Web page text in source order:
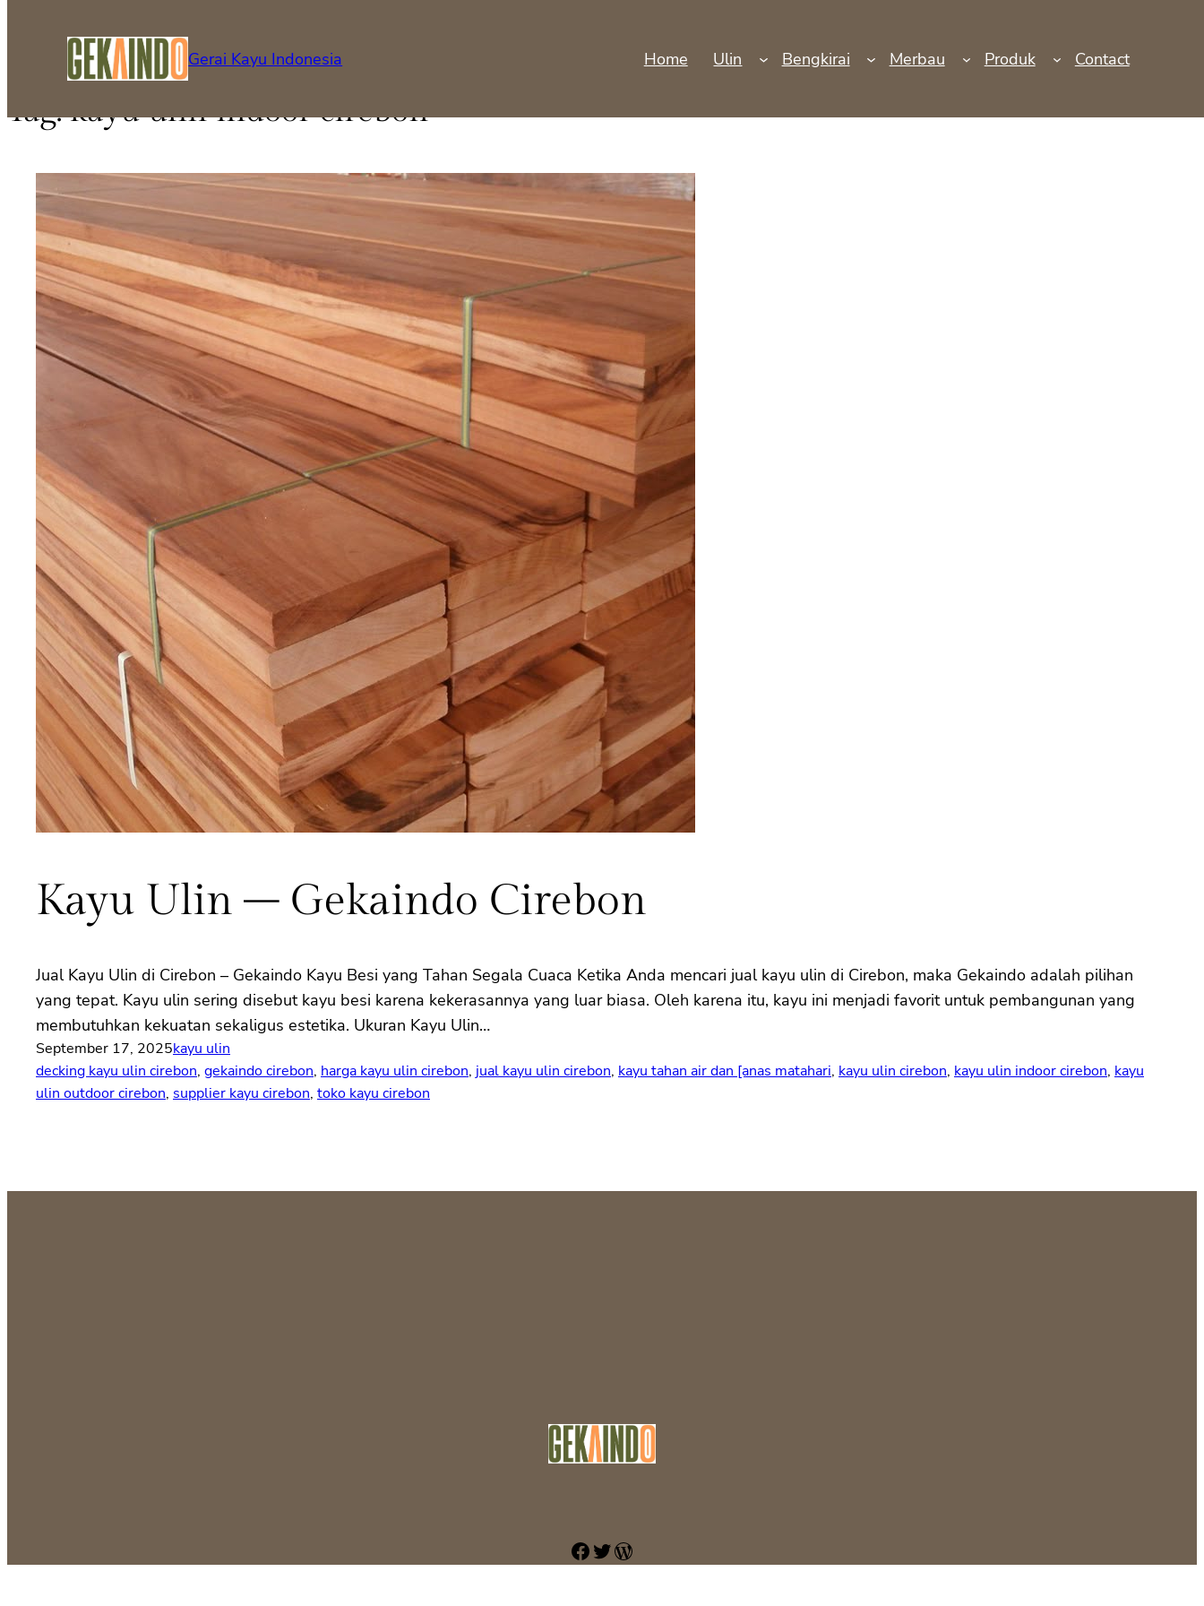
Gerai Kayu Indonesia Home Ulin Bengkirai Merbau Produk Contact
Tag:kayu ulin indoor cirebon
Kayu Ulin – Gekaindo Cirebon
Jual Kayu Ulin di Cirebon – Gekaindo Kayu Besi yang Tahan Segala Cuaca Ketika Anda mencari jual kayu ulin di Cirebon, maka Gekaindo adalah pilihan
yang tepat. Kayu ulin sering disebut kayu besi karena kekerasannya yang luar biasa. Oleh karena itu, kayu ini menjadi favorit untuk pembangunan yang
membutuhkan kekuatan sekaligus estetika. Ukuran Kayu Ulin…
September 17, 2025kayu ulin
decking kayu ulin cirebon, gekaindo cirebon, harga kayu ulin cirebon, jual kayu ulin cirebon, kayu tahan air dan [anas matahari, kayu ulin cirebon, kayu ulin indoor cirebon, kayu
ulin outdoor cirebon, supplier kayu cirebon, toko kayu cirebon
Facebook
Twitter
WordPress